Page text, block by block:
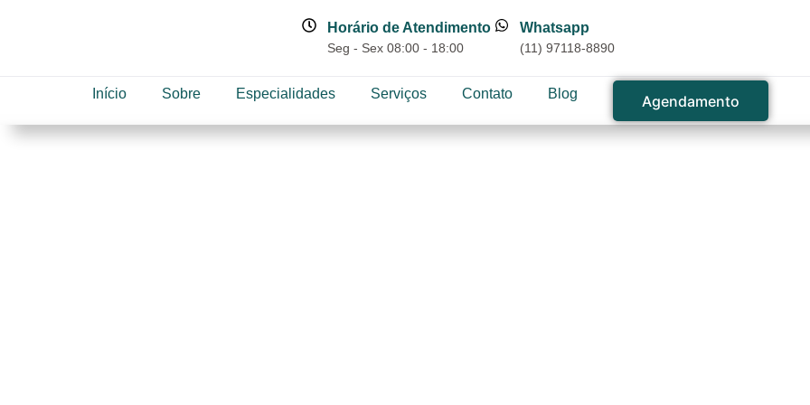
Horário de Atendimento
Seg - Sex 08:00 - 18:00
Whatsapp
(11) 97118-8890
Início Sobre Especialidades Serviços Contato Blog Agendamento